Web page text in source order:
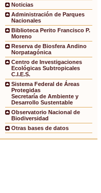
Noticias
Administración de Parques
Nacionales
Biblioteca Perito Francisco P.
Moreno
Reserva de Biosfera Andino
Norpatagónica
Centro de Investigaciones
Ecológicas Subtropicales
C.I.E.S.
Sistema Federal de Áreas
Protegidas
Secretaría de Ambiente y
Desarrollo Sustentable
Observatorio Nacional de
Biodiversidad
Otras bases de datos